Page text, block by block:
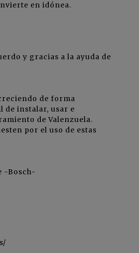
en idónea.
y gracias a la ayuda de
de forma
de instalar, usar e
de Valenzuela.
por el uso de estas
-Bosch-